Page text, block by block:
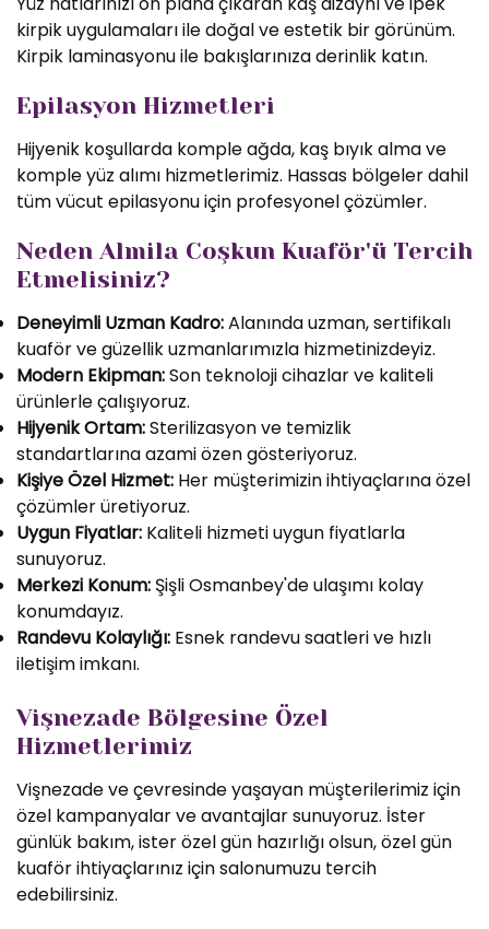
kirpik uygulamaları ile doğal ve estetik bir görünüm.
Kirpik laminasyonu ile bakışlarınıza derinlik katın.
Epilasyon Hizmetleri
Hijyenik koşullarda komple ağda, kaş bıyık alma ve
komple yüz alımı hizmetlerimiz. Hassas bölgeler dahil
tüm vücut epilasyonu için profesyonel çözümler.
Neden Almila Coşkun Kuaför'ü Tercih
Etmelisiniz?
Deneyimli Uzman Kadro:Alanında uzman, sertifikalı
kuaför ve güzellik uzmanlarımızla hizmetinizdeyiz.
Modern Ekipman:Son teknoloji cihazlar ve kaliteli
ürünlerle çalışıyoruz.
Hijyenik Ortam:Sterilizasyon ve temizlik
standartlarına azami özen gösteriyoruz.
Kişiye Özel Hizmet: Her müşterimizin ihtiyaçlarına özel
çözümler üretiyoruz.
Uygun Fiyatlar: Kaliteli hizmeti uygun fiyatlarla
sunuyoruz.
Merkezi Konum: Şişli Osmanbey'de ulaşımı kolay
konumdayız.
Randevu Kolaylığı: Esnek randevu saatleri ve hızlı
iletişim imkanı.
Vişnezade Bölgesine Özel
Hizmetlerimiz
Vişnezade ve çevresinde yaşayan müşterilerimiz için
özel kampanyalar ve avantajlar sunuyoruz. İster
günlük bakım, ister özel gün hazırlığı olsun, özel gün
kuaför ihtiyaçlarınız için salonumuzu tercih
edebilirsiniz.